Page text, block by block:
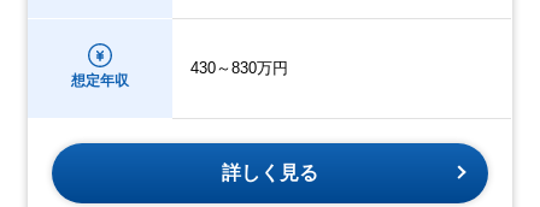
想定年収
430～830万円
詳しく見る